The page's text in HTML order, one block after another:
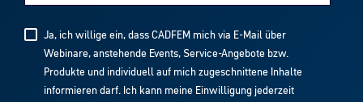
Ja, ich willige ein, dass CADFEM mich via E-Mail über
Webinare, anstehende Events, Service-Angebote bzw.
Produkte und individuell auf mich zugeschnittene Inhalte
informieren darf. Ich kann meine Einwilligung jederzeit